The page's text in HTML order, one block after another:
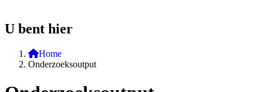
U bent hier
Home
Onderzoeksoutput